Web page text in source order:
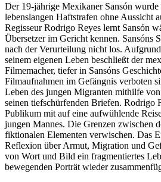
Der 19-jährige Mexikaner Sansón
lebenslangen Haftstrafen ohne Aussicht
Regisseur Rodrigo Reyes lernt Sansón
Übersetzer im Gericht kennen. Sansóns
nach der Verurteilung nicht los.
seinem eigenen Leben beschließt der
Filmemacher, tiefer in Sansóns
Filmaufnahmen im Gefängnis verboten
Leben des jungen Migranten mithilfe
seinen tiefschürfenden Briefen. Rodrigo
Publikum mit auf eine aufwühlende
jungen Mannes. Die Grenzen zwischen
fiktionalen Elementen verwischen. Das
Reflexion über Armut, Migration und
von Wort und Bild ein fragmentiertes
bewegenden Porträt wieder